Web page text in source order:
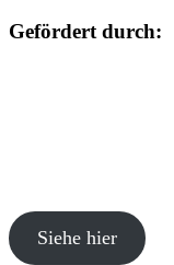
Gefördert durch:
Siehe hier